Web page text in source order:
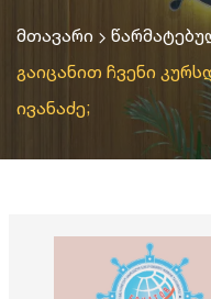
მთავარი
გაიცანით ჩვენი
ივანაძე;